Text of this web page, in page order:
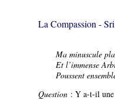
Ma minuscule
Et l’immense
Poussent
Question : Y a-t-il
La Compassion -